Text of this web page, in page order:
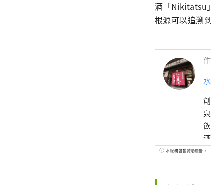
酒「Nikitatsu
根源可以追溯
本服務包含贊助廣告。